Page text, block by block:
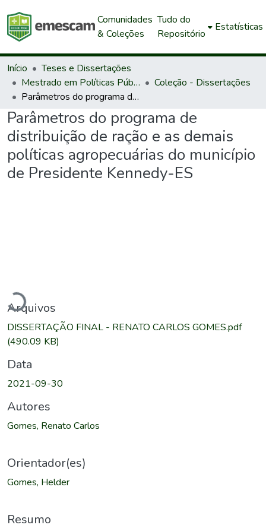
Comunidades
& Coleções
Tudo do
Repositório
Estatísticas
Início
Teses e Dissertações
Mestrado em Políticas Públicas e Desenvolvimento Local
Coleção - Dissertações
Parâmetros do programa de distribuição de ração e as demais políticas agropecuárias do município de Presidente Kennedy-ES
Parâmetros do programa de
distribuição de ração e as demais
políticas agropecuárias do município
de Presidente Kennedy-ES
Arquivos
DISSERTAÇÃO FINAL - RENATO CARLOS GOMES.pdf
(490.09 KB)
Data
2021-09-30
Autores
Gomes, Renato Carlos
Orientador(es)
Gomes, Helder
Resumo